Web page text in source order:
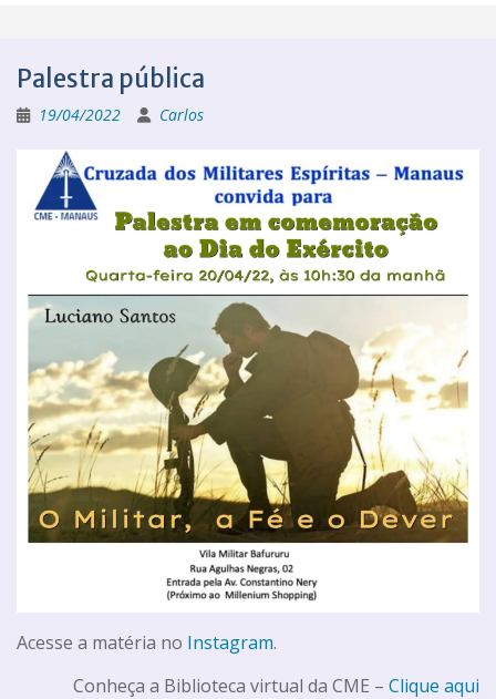
Palestra pública
19/04/2022 Carlos
Acesse a matéria no Instagram.
Conheça a Biblioteca virtual da CME – Clique aqui